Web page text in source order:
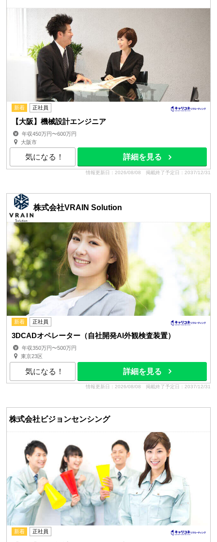
新着 正社員
【大阪】機械設計エンジニア
年収450万円〜600万円
大阪市
気になる！ 詳細を見る
情報更新日：2026/08/08 掲載終了予定日：2037/12/31
株式会社VRAIN Solution
新着 正社員
3DCADオペレーター（自社開発AI外観検査装置）
年収350万円〜500万円
東京23区
気になる！ 詳細を見る
情報更新日：2026/08/08 掲載終了予定日：2037/12/31
株式会社ビジョンセンシング
新着 正社員